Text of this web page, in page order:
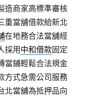
造商家高標準審核
重當舖借款給新北
在地務合法當舖經
採用中和借款固定
當鋪輕鬆合法規金
方式急需公司服務
北當舖為抵押品向